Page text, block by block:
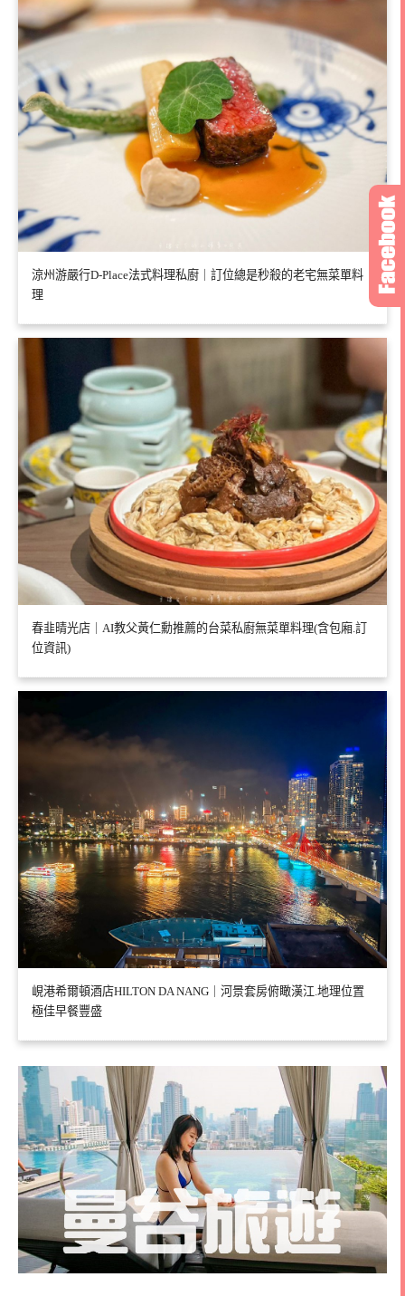
涼州游嚴行D-Place法式料理私廚｜訂位總是秒殺的老宅無菜單料
理
春韭晴光店｜AI教父黃仁勳推薦的台菜私廚無菜單料理(含包廂.訂
位資訊)
峴港希爾頓酒店HILTON DA NANG｜河景套房俯瞰漢江.地理位置
極佳早餐豐盛